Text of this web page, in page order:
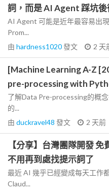
詞，而是 AI Agent 踩坑
AI Agent 可能是近年最容易出
Prom...
由 hardness1020發文 2 天
[Machine Learning A-Z
pre-processing with
了解Data Pre-processing的概
的...
由 duckravel48 發文 2 天前
【分享】台灣團隊開發
不用再到處找提示詞了
最近 AI 幾乎已經變成每天工作
Claud...